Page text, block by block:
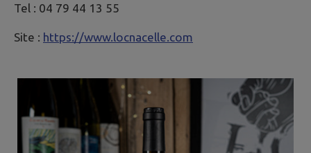
Tel : 04 79 44 13 55
Site : https://www.locnacelle.com